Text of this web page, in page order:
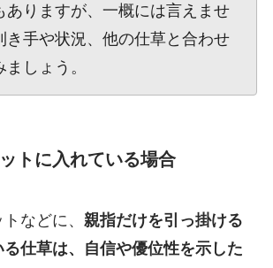
ありますが、一概には言えませ
き手や状況、他の仕草と合わせ
しょう。
トに入れている場合
などに、 親指だけを引っ掛ける
仕草は、自信や優位性を示した